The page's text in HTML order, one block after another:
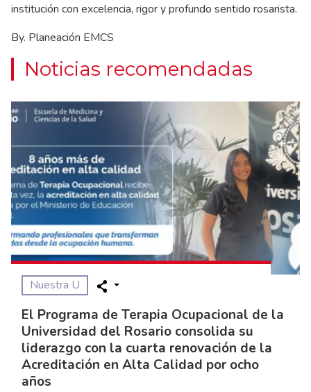
institución con excelencia, rigor y profundo sentido rosarista.
By. Planeación EMCS
Noticias recomendadas
Nuestra U
El Programa de Terapia Ocupacional de la
Universidad del Rosario consolida su
liderazgo con la cuarta renovación de la
Acreditación en Alta Calidad por ocho
años